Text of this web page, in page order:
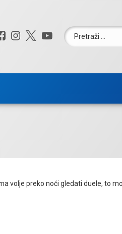
Facebook
Instagram
X.com
YouTube
Pretraži:
volje preko noći gledati duele, to